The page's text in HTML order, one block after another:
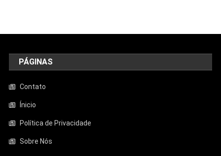
PÁGINAS
Contato
Ínicio
Política de Privacidade
Sobre Nós